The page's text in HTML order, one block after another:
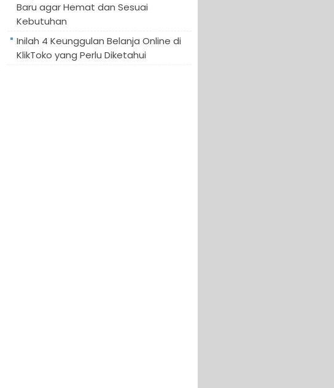
Baru agar Hemat dan Sesuai
Kebutuhan
Inilah 4 Keunggulan Belanja Online di
KlikToko yang Perlu Diketahui